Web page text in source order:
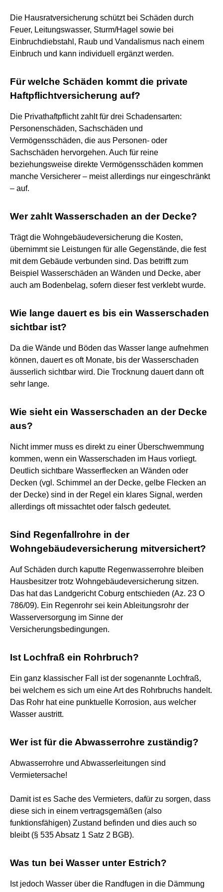
Die Hausratversicherung schützt bei Schäden durch
Feuer, Leitungswasser, Sturm/Hagel sowie bei
Einbruchdiebstahl, Raub und Vandalismus nach einem
Einbruch und kann individuell ergänzt werden.
Für welche Schäden kommt die private
Haftpflichtversicherung auf?
Die Privathaftpflicht zahlt für drei Schadensarten:
Personenschäden, Sachschäden und
Vermögensschäden, die aus Personen- oder
Sachschäden hervorgehen. Auch für reine
beziehungsweise direkte Vermögensschäden kommen
manche Versicherer – meist allerdings nur eingeschränkt
– auf.
Wer zahlt Wasserschaden an der Decke?
Trägt die Wohngebäudeversicherung die Kosten,
übernimmt sie Leistungen für alle Gegenstände, die fest
mit dem Gebäude verbunden sind. Das betrifft zum
Beispiel Wasserschäden an Wänden und Decke, aber
auch am Bodenbelag, sofern dieser fest verklebt wurde.
Wie lange dauert es bis ein Wasserschaden
sichtbar ist?
Da die Wände und Böden das Wasser lange aufnehmen
können, dauert es oft Monate, bis der Wasserschaden
äusserlich sichtbar wird. Die Trocknung dauert dann oft
sehr lange.
Wie sieht ein Wasserschaden an der Decke
aus?
Nicht immer muss es direkt zu einer Überschwemmung
kommen, wenn ein Wasserschaden im Haus vorliegt.
Deutlich sichtbare Wasserflecken an Wänden oder
Decken (vgl. Schimmel an der Decke, gelbe Flecken an
der Decke) sind in der Regel ein klares Signal, werden
allerdings oft missachtet oder falsch gedeutet.
Sind Regenfallrohre in der
Wohngebäudeversicherung mitversichert?
Auf Schäden durch kaputte Regenwasserrohre bleiben
Hausbesitzer trotz Wohngebäudeversicherung sitzen.
Das hat das Landgericht Coburg entschieden (Az. 23 O
786/09). Ein Regenrohr sei kein Ableitungsrohr der
Wasserversorgung im Sinne der
Versicherungsbedingungen.
Ist Lochfraß ein Rohrbruch?
Ein ganz klassischer Fall ist der sogenannte Lochfraß,
bei welchem es sich um eine Art des Rohrbruchs handelt.
Das Rohr hat eine punktuelle Korrosion, aus welcher
Wasser austritt.
Wer ist für die Abwasserrohre zuständig?
Abwasserrohre und Abwasserleitungen sind
Vermietersache!
Damit ist es Sache des Vermieters, dafür zu sorgen, dass
diese sich in einem vertragsgemäßen (also
funktionsfähigen) Zustand befinden und dies auch so
bleibt (§ 535 Absatz 1 Satz 2 BGB).
Was tun bei Wasser unter Estrich?
Ist jedoch Wasser über die Randfugen in die Dämmung